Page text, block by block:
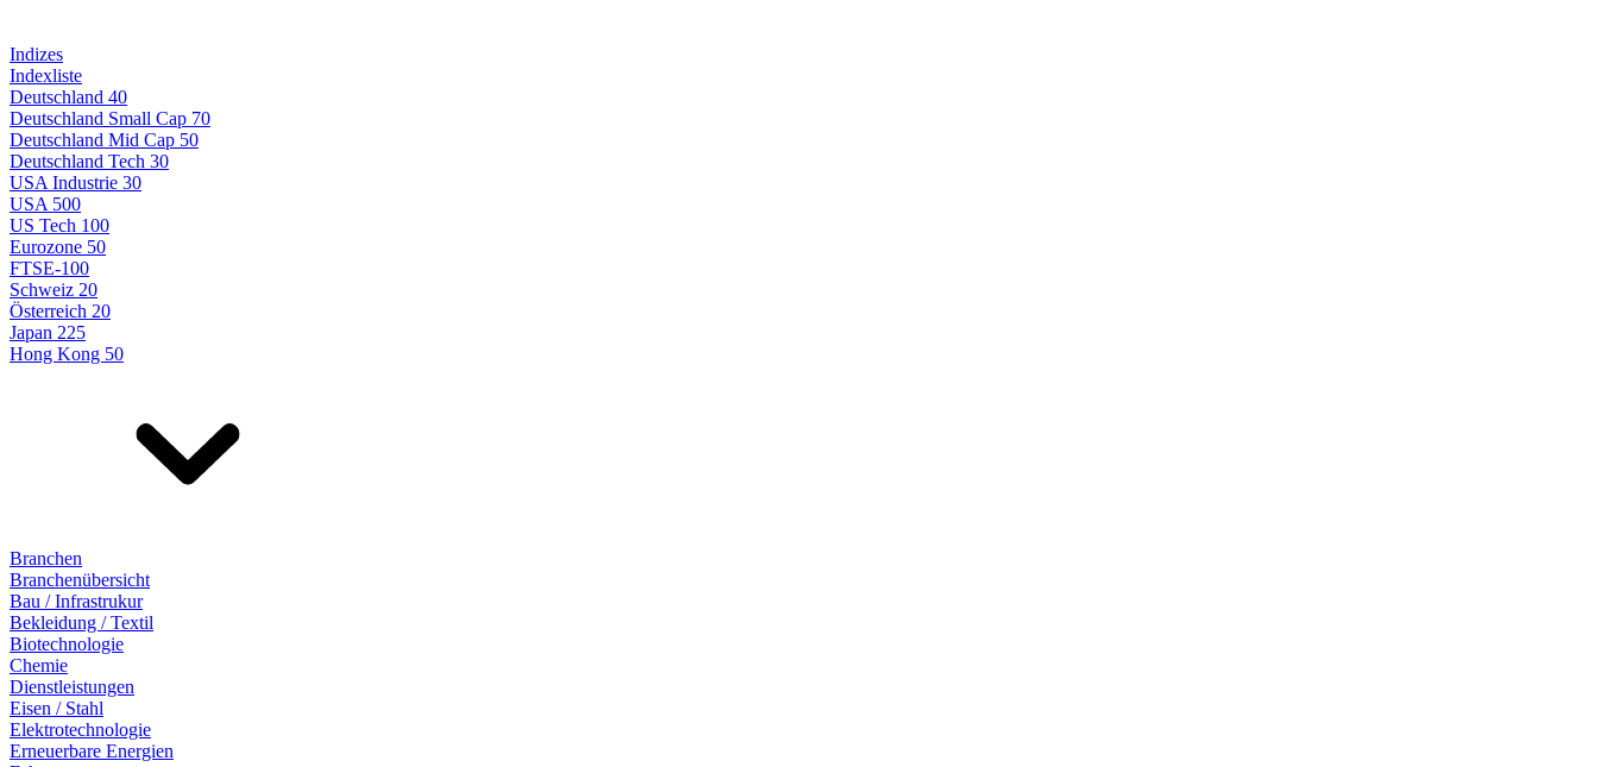
Indizes
Indexliste
Deutschland 40
Deutschland Small Cap 70
Deutschland Mid Cap 50
Deutschland Tech 30
USA Industrie 30
USA 500
US Tech 100
Eurozone 50
FTSE-100
Schweiz 20
Österreich 20
Japan 225
Hong Kong 50
Branchen
Branchenübersicht
Bau / Infrastrukur
Bekleidung / Textil
Biotechnologie
Chemie
Dienstleistungen
Eisen / Stahl
Elektrotechnologie
Erneuerbare Energien